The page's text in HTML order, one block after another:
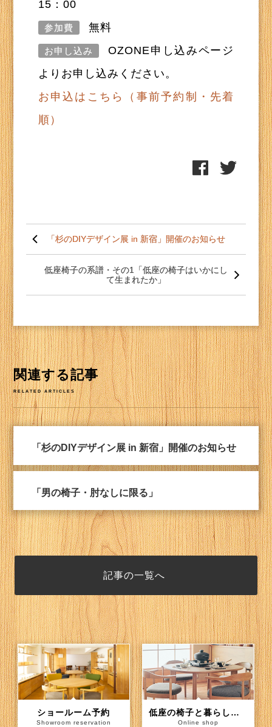
15：00
参加費 無料
お申し込み
OZONE申し込みページ
よりお申し込みください。
お申込はこちら（事前予約制・先着
順）
稿
ゲー
「杉のDIYデザイン展 in 新宿」開催のお知らせ
低座椅子の系譜・その1「低座の椅子はいかにし
て生まれたか」
関連する記事
RELATED ARTICLES
「杉のDIYデザイン展 in 新宿」開催のお知らせ
「男の椅子・肘なしに限る」
記事の一覧へ
ショールーム予約
Showroom reservation
低座の椅子と暮らしの道具店（通信販売）
Online shop